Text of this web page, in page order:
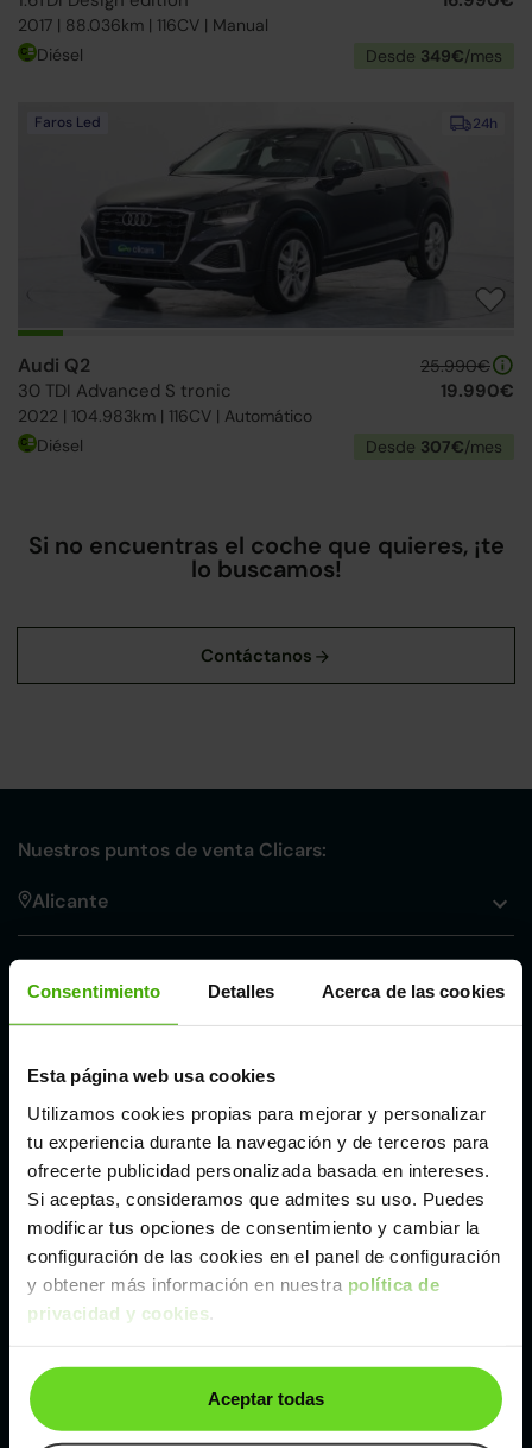
Consentimiento Detalles Acerca de las cookies
Esta página web usa cookies
Utilizamos cookies propias para mejorar y personalizar
tu experiencia durante la navegación y de terceros para
ofrecerte publicidad personalizada basada en intereses.
Si aceptas, consideramos que admites su uso. Puedes
modificar tus opciones de consentimiento y cambiar la
configuración de las cookies en el panel de configuración
y obtener más información en nuestra política de
privacidad y cookies
Aceptar todas
2017 | 88.036km | 116CV | Manual
Diésel Desde 349€/mes
24h
Faros Led
Audi Q2
30 TDI Advanced S tronic
2022 | 104.983km | 116CV | Automático
25.990€
19.990€
Diésel Desde 307€/mes
Si no encuentras el coche que quieres, ¡te
lo buscamos!
Nuestros puntos de venta Clicars:
Alicante
Málaga
Valencia
Zaragoza
mano y ocasión
Audi Q3 Audi Q7